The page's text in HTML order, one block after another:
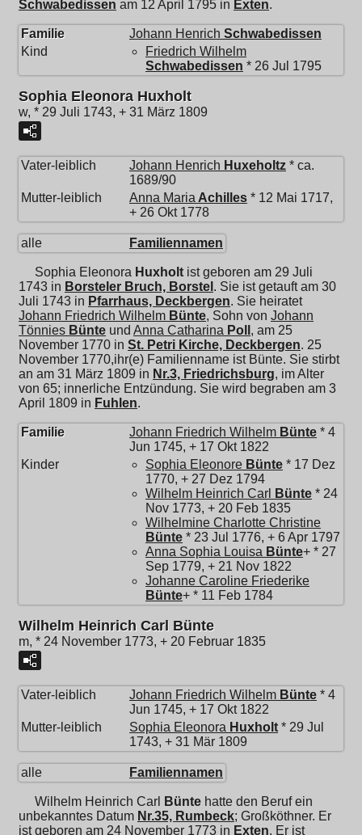
Schwabedissen am 12 April 1795 in Exten.
Familie Johann Henrich Schwabedissen
Kind
Friedrich Wilhelm
Schwabedissen * 26 Jul 1795
Sophia Eleonora Huxholt
w, * 29 Juli 1743, + 31 März 1809
Vater-leiblich Johann Henrich Huxeholtz * ca.
1689/90
Mutter-leiblich
Anna Maria Achilles * 12 Mai 1717,
+ 26 Okt 1778
alle Familiennamen
Sophia Eleonora Huxholt ist geboren am 29 Juli
1743 in Borsteler Bruch, Borstel . Sie ist getauft am 30
Juli 1743 in Pfarrhaus, Deckbergen. Sie heiratet
Johann Friedrich Wilhelm Bünte, Sohn von Johann
Tönnies Bünte und Anna Catharina Poll , am 25
November 1770 in St. Petri Kirche, Deckbergen. 25
November 1770,ihr(e) Familienname ist Bünte. Sie stirbt
an am 31 März 1809 in Nr.3, Friedrichsburg, im Alter
von 65; innerliche Entzündung. Sie wird begraben am 3
April 1809 in Fuhlen.
Familie Johann Friedrich Wilhelm Bünte * 4
Jun 1745, + 17 Okt 1822
Kinder
Sophia Eleonore Bünte * 17 Dez
1770, + 27 Dez 1794
Wilhelm Heinrich Carl
Bünte * 24
Nov 1773, + 20 Feb 1835
Wilhelmine Charlotte Christine
Bünte * 23 Jul 1776, + 6 Apr 1797
Anna Sophia Louisa Bünte+ * 27
Sep 1779, + 21 Nov 1822
Johanne Caroline Friederike
Bünte+ * 11 Feb 1784
Wilhelm Heinrich Carl Bünte
m, * 24 November 1773, + 20 Februar 1835
Vater-leiblich Johann Friedrich Wilhelm Bünte * 4
Jun 1745, + 17 Okt 1822
Mutter-leiblich
Sophia Eleonora Huxholt * 29 Jul
1743, + 31 Mär 1809
alle Familiennamen
Wilhelm Heinrich Carl Bünte hatte den Beruf ein
unbekanntes Datum Nr.35, Rumbeck; Großköthner. Er
ist geboren am 24 November 1773 in Exten. Er ist